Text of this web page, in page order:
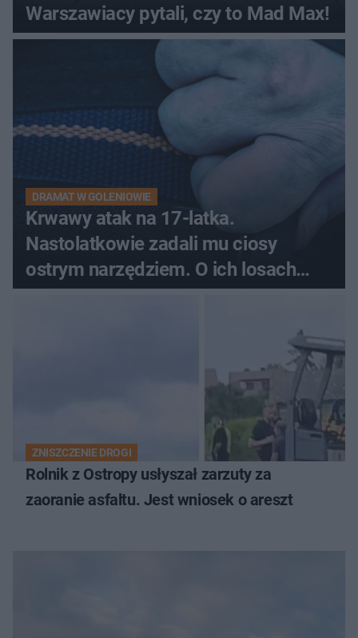
Warszawiacy pytali, czy to Mad Max!
DRAMAT W GOLENIOWIE
Krwawy atak na 17-latka.
Nastolatkowie zadali mu ciosy
ostrym narzędziem. O ich losach
zdecyduje sąd rodzinny
ZNISZCZENIE DROGI
Rolnik z Ostropy usłyszał zarzuty za
zaoranie asfaltu. Jest wniosek o areszt